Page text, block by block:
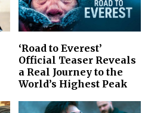
‘Road to Everest’
Official Teaser Reveals
a Real Journey to the
World’s Highest Peak